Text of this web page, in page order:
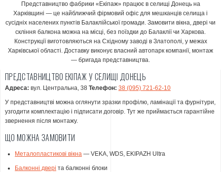
Представництво фабрики «Екіпаж» працює в селищі Донець на
Харківщині — це найближчий фірмовий офіс для мешканців селища і
сусідніх населених пунктів Балаклійської громади. Замовити вікна, двері чи
скління балкона можна на місці, без поїздки до Балаклії чи Харкова.
Конструкції виготовляються на Східному заводі в Златополі, у межах
Харківської області. Доставку виконує власний автопарк компанії, монтаж
— бригада представництва.
ПРЕДСТАВНИЦТВО ЕКІПАЖ У СЕЛИЩІ ДОНЕЦЬ
Адреса: вул. Центральна, 38 Телефон: 38 (095) 721-62-10
У представництві можна оглянути зразки профілю, ламінації та фурнітури,
узгодити комплектацію і підписати договір. Тут же приймається гарантійне
звернення після монтажу.
ЩО МОЖНА ЗАМОВИТИ
Металопластикові вікна — VEKA, WDS, EKIPAZH Ultra
Балконні двері та балконні блоки